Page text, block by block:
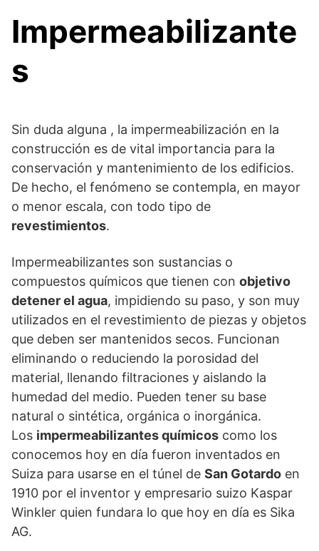
Impermeabilizante
s
Sin duda alguna , la impermeabilización en la
construcción es de vital importancia para la
conservación y mantenimiento de los edificios.
De hecho, el fenómeno se contempla, en mayor
o menor escala, con todo tipo de
revestimientos.
Impermeabilizantes son sustancias o
compuestos químicos que tienen con objetivo
detener el agua, impidiendo su paso, y son muy
utilizados en el revestimiento de piezas y objetos
que deben ser mantenidos secos. Funcionan
eliminando o reduciendo la porosidad del
material, llenando filtraciones y aislando la
humedad del medio. Pueden tener su base
natural o sintética, orgánica o inorgánica.
Los impermeabilizantes químicos como los
conocemos hoy en día fueron inventados en
Suiza para usarse en el túnel de San Gotardo en
1910 por el inventor y empresario suizo Kaspar
Winkler quien fundara lo que hoy en día es Sika
AG.